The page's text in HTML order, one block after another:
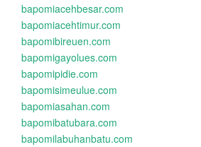
bapomiacehbesar.com
bapomiacehtimur.com
bapomibireuen.com
bapomigayolues.com
bapomipidie.com
bapomisimeulue.com
bapomiasahan.com
bapomibatubara.com
bapomilabuhanbatu.com